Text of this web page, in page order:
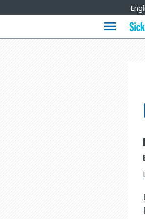
Languages
menu